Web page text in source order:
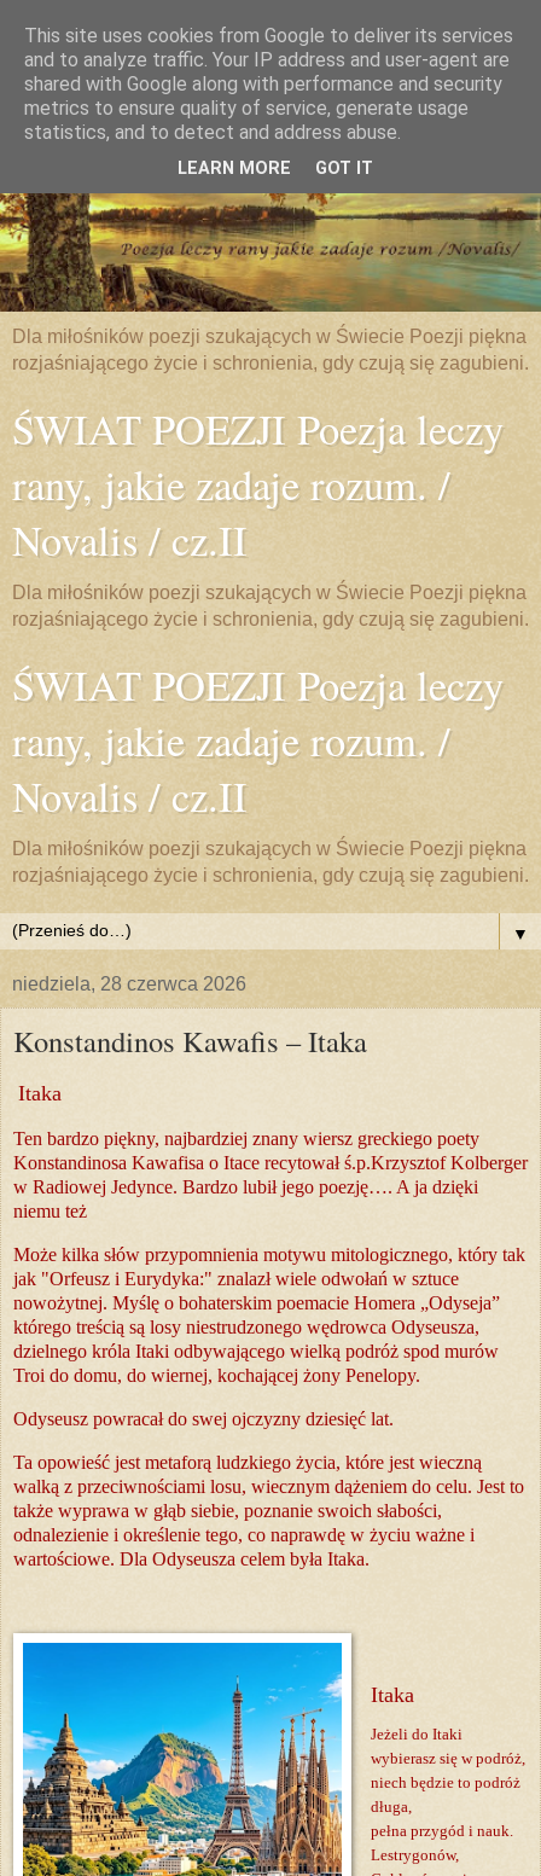
Dla miłośników poezji szukających w Świecie Poezji piękna
rozjaśniającego życie i schronienia, gdy czują się zagubieni.
ŚWIAT POEZJI Poezja leczy
rany, jakie zadaje rozum. /
Novalis / cz.II
Dla miłośników poezji szukających w Świecie Poezji piękna
rozjaśniającego życie i schronienia, gdy czują się zagubieni.
ŚWIAT POEZJI Poezja leczy
rany, jakie zadaje rozum. /
Novalis / cz.II
Dla miłośników poezji szukających w Świecie Poezji piękna
rozjaśniającego życie i schronienia, gdy czują się zagubieni.
▼
niedziela, 28 czerwca 2026
Konstandinos Kawafis – Itaka
Itaka
Ten bardzo piękny, najbardziej znany wiersz greckiego poety
Konstandinosa Kawafisa o Itace recytował ś.p.Krzysztof Kolberger
w Radiowej Jedynce. Bardzo lubił jego poezję…. A ja dzięki
niemu też
Może kilka słów przypomnienia motywu mitologicznego, który tak
jak "Orfeusz i Eurydyka:" znalazł wiele odwołań w sztuce
nowożytnej. Myślę o bohaterskim poemacie Homera „Odyseja”
którego treścią są losy niestrudzonego wędrowca Odyseusza,
dzielnego króla Itaki odbywającego wielką podróż spod murów
Troi do domu, do wiernej, kochającej żony Penelopy.
Odyseusz powracał do swej ojczyzny dziesięć lat.
Ta opowieść jest metaforą ludzkiego życia, które jest wieczną
walką z przeciwnościami losu, wiecznym dążeniem do celu. Jest to
także wyprawa w głąb siebie, poznanie swoich słabości,
odnalezienie i określenie tego, co naprawdę w życiu ważne i
wartościowe. Dla Odyseusza celem była Itaka.
Itaka
Jeżeli do Itaki
wybierasz się w podróż,
niech będzie to podróż
długa,
pełna przygód i nauk.
Lestrygonów,
This site uses cookies from Google to deliver its services
and to analyze traffic. Your IP address and user-agent are
shared with Google along with performance and security
metrics to ensure quality of service, generate usage
statistics, and to detect and address abuse.
LEARN MORE GOT IT